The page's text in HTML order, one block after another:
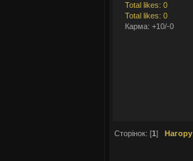
Total likes: 0
Total likes: 0
Карма: +10/-0
Сторінок: [1]Нагору